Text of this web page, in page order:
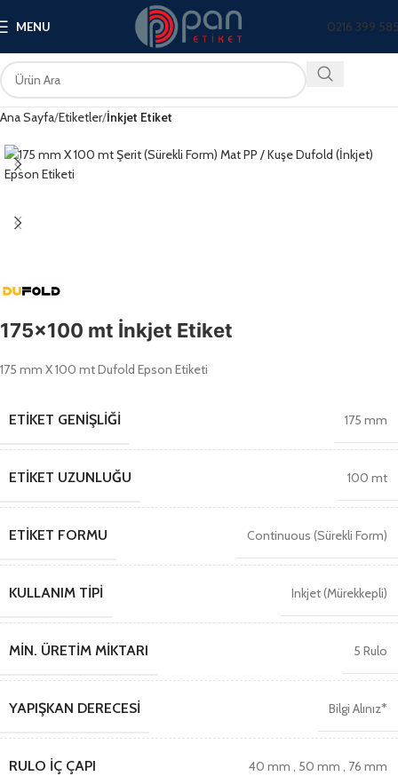
MENU 0216 399
Ana Sayfa Etiketler İnkjet Etiket
175×100 mt İnkjet Etiket
175 mm X 100 mt Dufold Epson Etiketi
ETIKET GENIŞLIĞI 175 mm
ETIKET UZUNLUĞU 100 mt
ETIKET FORMU Continuous (Sürekli Form)
KULLANIM TIPI Inkjet (Mürekkepli)
MIN. ÜRETIM MIKTARI 5 Rulo
YAPIŞKAN DERECESI Bilgi Alınız*
RULO İÇ ÇAPI 40 mm , 50 mm , 76 mm